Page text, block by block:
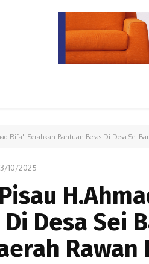
Rifa'i Serahkan Bantuan Beras Di Desa Sei
10/2025
Desa Sei
Rawan